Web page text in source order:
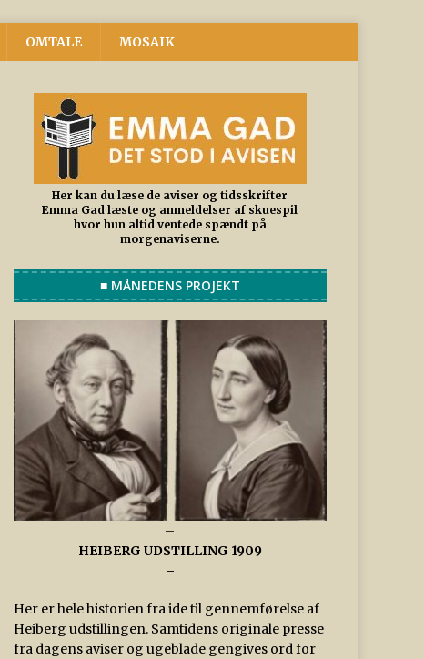
OMTALE MOSAIK
Her kan du læse de aviser og tidsskrifter
Emma Gad læste og anmeldelser af skuespil
hvor hun altid ventede spændt på
morgenaviserne.
■ MÅNEDENS PROJEKT
–
HEIBERG UDSTILLING 1909
–
Her er hele historien fra ide til gennemførelse af
Heiberg udstillingen. Samtidens originale presse
fra dagens aviser og ugeblade gengives ord for